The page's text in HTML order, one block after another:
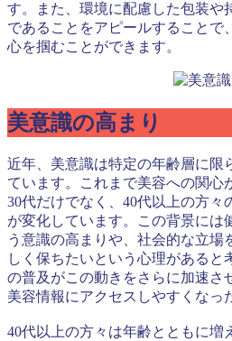
す。また、環境に配慮した包装や
であることをアピールすることで
心を掴むことができます。
美意識の高まり
近年、美意識は特定の年齢層に限
ています。これまで美容への関心
30代だけでなく、40代以上の方々
が変化しています。この背景には
う意識の高まりや、社会的な立場
しく保ちたいという心理があると
の普及がこの動きをさらに加速さ
美容情報にアクセスしやすくなっ
40代以上の方々は年齢とともに増